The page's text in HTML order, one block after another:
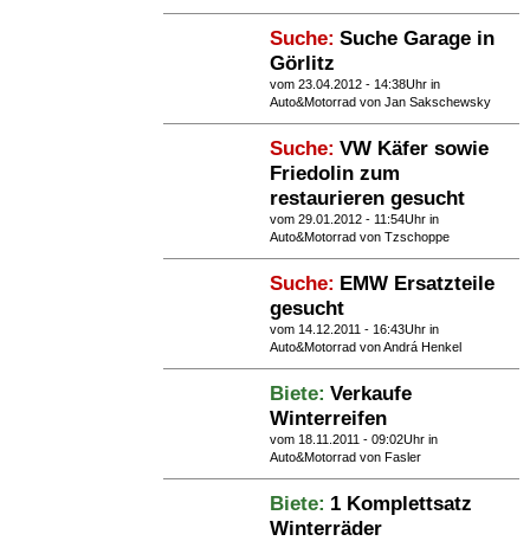
Suche: Suche Garage in
Görlitz
vom 23.04.2012 - 14:38Uhr in
Auto&Motorrad von Jan Sakschewsky
Suche: VW Käfer sowie
Friedolin zum
restaurieren gesucht
vom 29.01.2012 - 11:54Uhr in
Auto&Motorrad von Tzschoppe
Suche: EMW Ersatzteile
gesucht
vom 14.12.2011 - 16:43Uhr in
Auto&Motorrad von Andrá Henkel
Biete: Verkaufe
Winterreifen
vom 18.11.2011 - 09:02Uhr in
Auto&Motorrad von Fasler
Biete: 1 Komplettsatz
Winterräder